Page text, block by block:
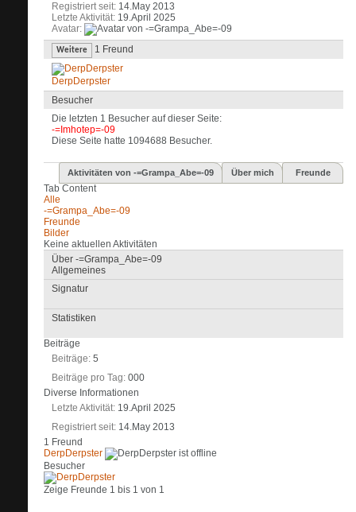
Registriert seit 14.May 2013
Letzte Aktivität 19.April 2025
Avatar
Weitere 1 Freund
DerpDerpster
Besucher
Die letzten 1 Besucher auf dieser Seite:
-=Imhotep=-09
Diese Seite hatte 1094688 Besucher.
Aktivitäten von -=Grampa_Abe=-09 Über mich Freunde
Tab Content
Alle
-=Grampa_Abe=-09
Freunde
Bilder
Keine aktuellen Aktivitäten
Über -=Grampa_Abe=-09
Allgemeines
Signatur
Statistiken
Beiträge
Beiträge 5
Beiträge pro Tag 000
Diverse Informationen
Letzte Aktivität 19.April 2025
Registriert seit 14.May 2013
1 Freund
DerpDerpster
Besucher
Zeige Freunde 1 bis 1 von 1